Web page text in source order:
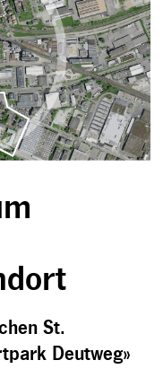
St.
Deutweg»